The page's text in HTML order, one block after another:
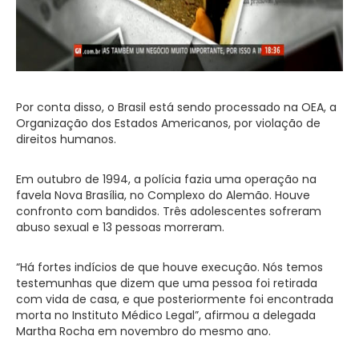
Por conta disso, o Brasil está sendo processado na OEA, a
Organização dos Estados Americanos, por violação de
direitos humanos.
Em outubro de 1994, a polícia fazia uma operação na
favela Nova Brasília, no Complexo do Alemão. Houve
confronto com bandidos. Três adolescentes sofreram
abuso sexual e 13 pessoas morreram.
“Há fortes indícios de que houve execução. Nós temos
testemunhas que dizem que uma pessoa foi retirada
com vida de casa, e que posteriormente foi encontrada
morta no Instituto Médico Legal”, afirmou a delegada
Martha Rocha em novembro do mesmo ano.